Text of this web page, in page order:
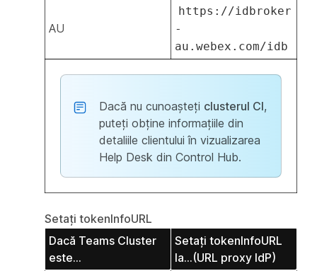
AU
https://idbroker
-
au.webex.com/idb
Dacă nu cunoașteți clusterul CI,
puteți obține informațiile din
detaliile clientului în vizualizarea
Help Desk din Control Hub.
Setați tokenInfoURL
Dacă Teams Cluster
este...
Setați tokenInfoURL
la...(URL proxy IdP)